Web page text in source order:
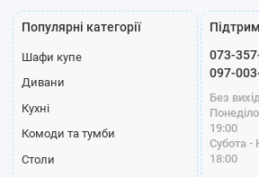
Популярні категорії
Шафи купе
Дивани
Кухні
Комоди та тумби
Столи
073-
097-
Без
19:00
Субота -
18:00